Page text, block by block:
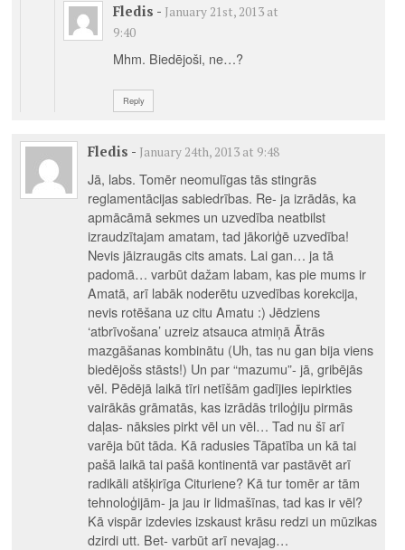
Fledis - January 21st, 2013 at
9:40
Mhm. Biedējoši, ne…?
Reply
Fledis - January 24th, 2013 at 9:48
Jā, labs. Tomēr neomulīgas tās stingrās
reglamentācijas sabiedrības. Re- ja izrādās, ka
apmācāmā sekmes un uzvedība neatbilst
izraudzītajam amatam, tad jākoriģē uzvedība!
Nevis jāizraugās cits amats. Lai gan… ja tā
padomā… varbūt dažam labam, kas pie mums ir
Amatā, arī labāk noderētu uzvedības korekcija,
nevis rotēšana uz citu Amatu :) Jēdziens
‘atbrīvošana’ uzreiz atsauca atmiņā Ātrās
mazgāšanas kombinātu (Uh, tas nu gan bija viens
biedējošs stāsts!) Un par “mazumu”- jā, gribējās
vēl. Pēdējā laikā tīri netīšām gadījies iepirkties
vairākās grāmatās, kas izrādās triloģiju pirmās
daļas- nāksies pirkt vēl un vēl… Tad nu šī arī
varēja būt tāda. Kā radusies Tāpatība un kā tai
pašā laikā tai pašā kontinentā var pastāvēt arī
radikāli atšķirīga Cituriene? Kā tur tomēr ar tām
tehnoloģijām- ja jau ir lidmašīnas, tad kas ir vēl?
Kā vispār izdevies izskaust krāsu redzi un mūzikas
dzirdi utt. Bet- varbūt arī nevajag…